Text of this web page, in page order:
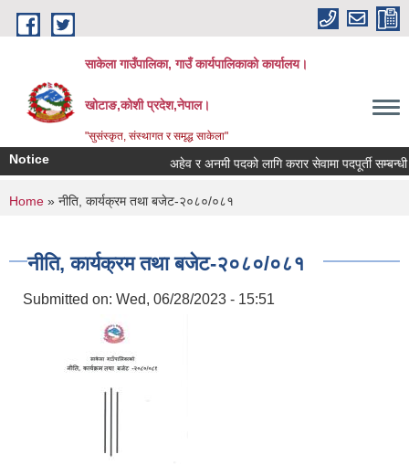
Skip to main content
साकेला गाउँपालिका, गाउँ कार्यपालिकाको कार्यालय।
खोटाङ,कोशी प्रदेश,नेपाल।
"सुसंस्कृत, संस्थागत र समृद्ध साकेला"
Notice अहेव र अनमी पदको लागि करार सेवामा पदपूर्ती सम्बन्धी
You are here
Home » नीति, कार्यक्रम तथा बजेट-२०८०/०८१
नीति, कार्यक्रम तथा बजेट-२०८०/०८१
Submitted on: Wed, 06/28/2023 - 15:51